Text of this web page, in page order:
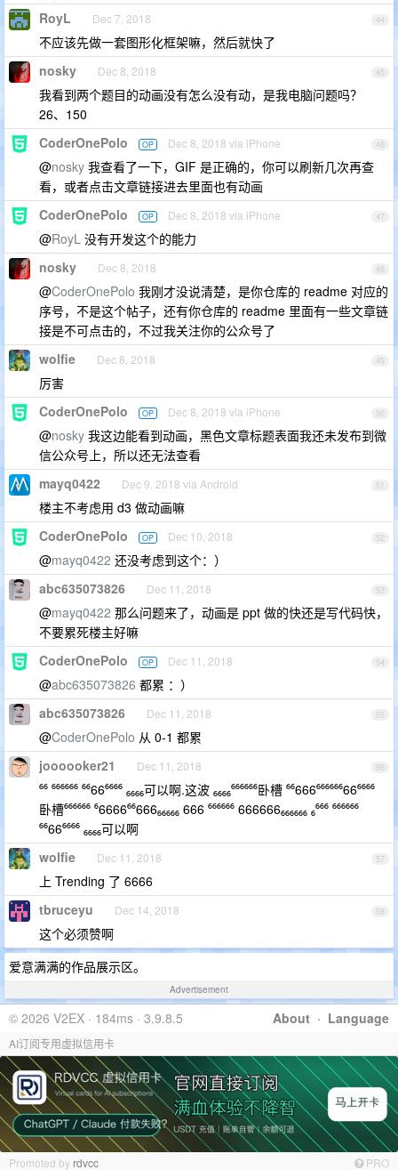
44
RoyL Dec 7, 2018
不应该先做一套图形化框架嘛，然后就快了
45
nosky Dec 8, 2018
我看到两个题目的动画没有怎么没有动，是我电脑问题吗？
26、150
46
CoderOnePolo OP Dec 8, 2018 via iPhone
@nosky 我查看了一下，GIF 是正确的，你可以刷新几次再查
看，或者点击文章链接进去里面也有动画
47
CoderOnePolo OP Dec 8, 2018 via iPhone
@RoyL 没有开发这个的能力
48
nosky Dec 8, 2018
@CoderOnePolo 我刚才没说清楚，是你仓库的 readme 对应的
序号，不是这个帖子，还有你仓库的 readme 里面有一些文章链
接是不可点击的，不过我关注你的公众号了
49
wolfie Dec 8, 2018
厉害
50
CoderOnePolo OP Dec 8, 2018 via iPhone
@nosky 我这边能看到动画，黑色文章标题表面我还未发布到微
信公众号上，所以还无法查看
51
mayq0422 Dec 9, 2018 via Android
楼主不考虑用 d3 做动画嘛
52
CoderOnePolo OP Dec 10, 2018
@mayq0422 还没考虑到这个：）
53
abc635073826 Dec 11, 2018
@mayq0422 那么问题来了，动画是 ppt 做的快还是写代码快，
不要累死楼主好嘛
54
CoderOnePolo OP Dec 11, 2018
@abc635073826 都累 ：）
55
abc635073826 Dec 11, 2018
@CoderOnePolo 从 0-1 都累
56
joooooker21 Dec 11, 2018
⁶⁶ ⁶⁶⁶⁶⁶⁶ ⁶⁶66⁶⁶⁶⁶ ₆₆₆₆可以啊.这波 ₆₆₆₆⁶⁶⁶⁶⁶⁶卧槽 ⁶⁶666⁶⁶⁶⁶⁶⁶66⁶⁶⁶⁶
卧槽⁶⁶⁶⁶⁶⁶ ⁶6666⁶⁶666₆₆₆₆₆ 666 ⁶⁶⁶⁶⁶⁶ 666666₆₆₆₆₆₆ ₆⁶⁶⁶ ⁶⁶⁶⁶⁶⁶
⁶⁶66⁶⁶⁶⁶ ₆₆₆₆可以啊
57
wolfie Dec 11, 2018
上 Trending 了 6666
58
tbruceyu Dec 14, 2018
这个必须赞啊
爱意满满的作品展示区。
Advertisement
About · Language
© 2026 V2EX · 184ms · 3.9.8.5
AI订阅专用虚拟信用卡
Promoted by rdvcc PRO